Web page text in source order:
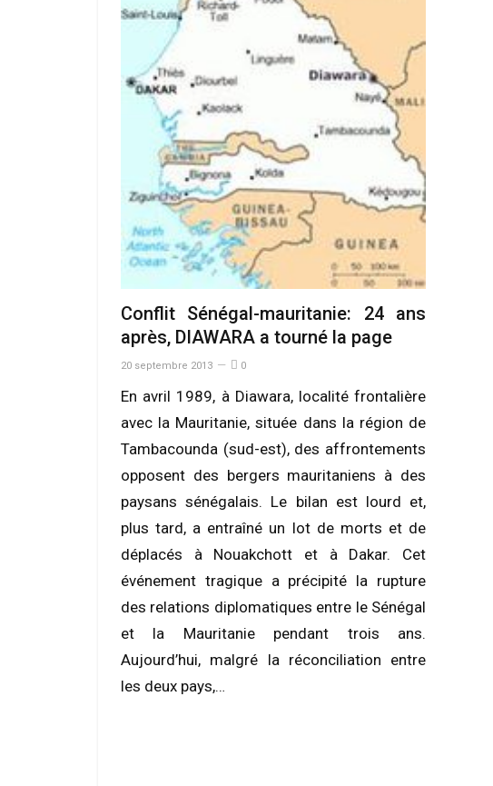
Conflit Sénégal-mauritanie: 24 ans
après, DIAWARA a tourné la page
20 septembre 2013 0
En avril 1989, à Diawara, localité frontalière
avec la Mauritanie, située dans la région de
Tambacounda (sud-est), des affrontements
opposent des bergers mauritaniens à des
paysans sénégalais. Le bilan est lourd et,
plus tard, a entraîné un lot de morts et de
déplacés à Nouakchott et à Dakar. Cet
événement tragique a précipité la rupture
des relations diplomatiques entre le Sénégal
et la Mauritanie pendant trois ans.
Aujourd’hui, malgré la réconciliation entre
les deux pays,…